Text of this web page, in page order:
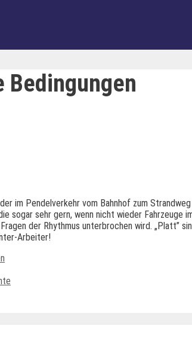
im Pendelverkehr vom Bahnhof zum
sogar sehr gern, wenn nicht wieder
der Rhythmus unterbrochen wird. „Platt”
Arbeiter!